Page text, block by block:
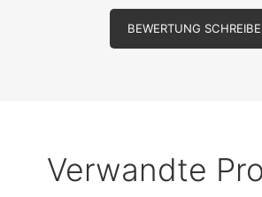
BEWERTUNG
Verwandte